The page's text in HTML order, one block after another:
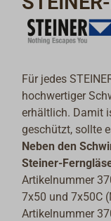
Für jedes
hochwertiger
erhältlich. Damit
geschützt, sollte
Neben den
Steiner-
Artikelnummer
7x50 und 7x50C
Artikelnummer